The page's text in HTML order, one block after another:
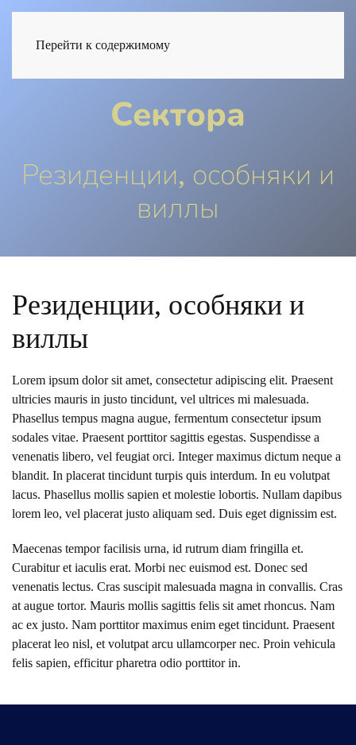
Перейти к содержимому
Сектора
Резиденции, особняки и
виллы
Резиденции, особняки и
виллы
Lorem ipsum dolor sit amet, consectetur adipiscing elit. Praesent
ultricies mauris in justo tincidunt, vel ultrices mi malesuada.
Phasellus tempus magna augue, fermentum consectetur ipsum
sodales vitae. Praesent porttitor sagittis egestas. Suspendisse a
venenatis libero, vel feugiat orci. Integer maximus dictum neque a
blandit. In placerat tincidunt turpis quis interdum. In eu volutpat
lacus. Phasellus mollis sapien et molestie lobortis. Nullam dapibus
lorem leo, vel placerat justo aliquam sed. Duis eget dignissim est.
Maecenas tempor facilisis urna, id rutrum diam fringilla et.
Curabitur et iaculis erat. Morbi nec euismod est. Donec sed
venenatis lectus. Cras suscipit malesuada magna in convallis. Cras
at augue tortor. Mauris mollis sagittis felis sit amet rhoncus. Nam
ac ex justo. Nam porttitor maximus enim eget tincidunt. Praesent
placerat leo nisl, et volutpat arcu ullamcorper nec. Proin vehicula
felis sapien, efficitur pharetra odio porttitor in.